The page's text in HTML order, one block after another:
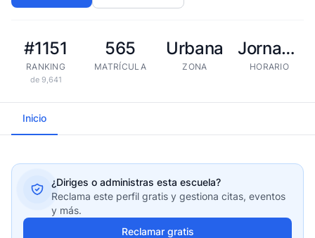
#1151
RANKING
de 9,641
565
MATRÍCULA
Urbana
ZONA
Jornada extendida
HORARIO
Inicio
¿Diriges o administras esta escuela?
Reclama este perfil gratis y gestiona citas, eventos
y más.
Reclamar gratis